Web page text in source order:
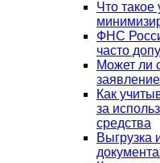
Что
ФНС
часто
Может ли
Как
за
средства
Выгрузка